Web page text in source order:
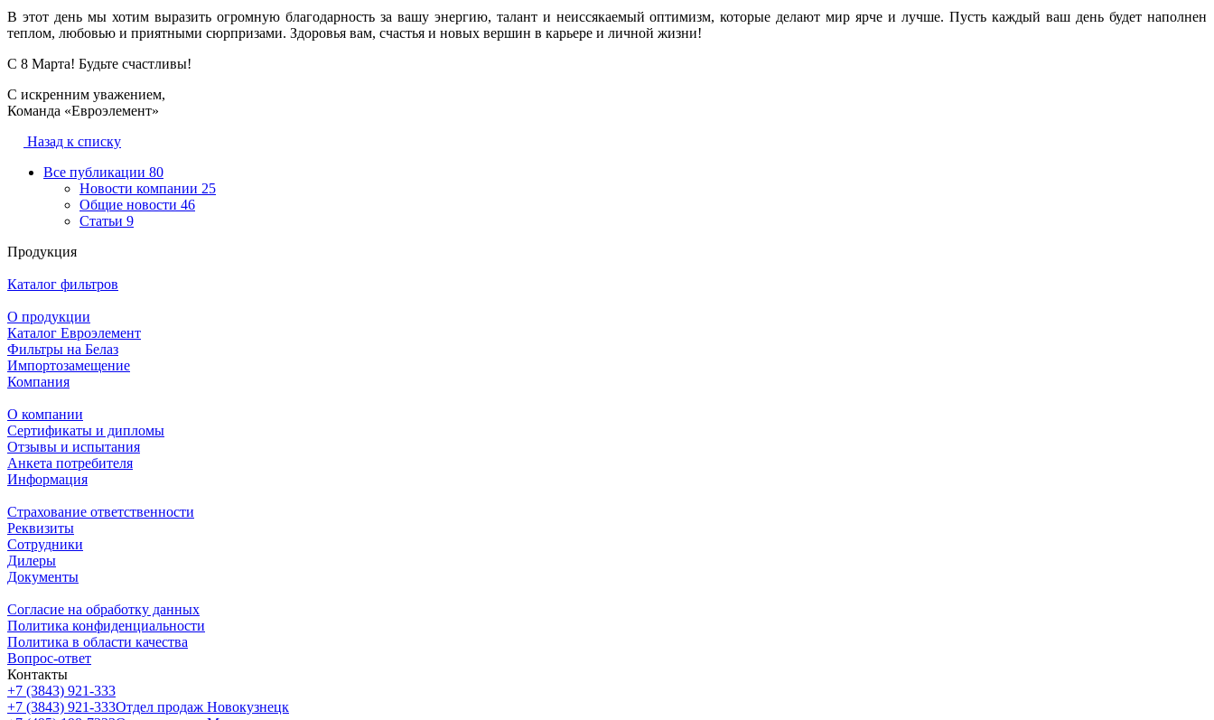
В этот день мы хотим выразить огромную благодарность за вашу энергию, талант и неиссякаемый оптимизм, которые делают мир ярче и лучше. Пусть каждый ваш день будет наполнен
теплом, любовью и приятными сюрпризами. Здоровья вам, счастья и новых вершин в карьере и личной жизни!
С 8 Марта! Будьте счастливы!
С искренним уважением,
Команда «Евроэлемент»
Назад к списку
Все публикации 80
Новости компании 25
Общие новости 46
Статьи 9
Продукция
Каталог фильтров
О продукции
Каталог Евроэлемент
Фильтры на Белаз
Импортозамещение
Компания
О компании
Сертификаты и дипломы
Отзывы и испытания
Анкета потребителя
Информация
Страхование ответственности
Реквизиты
Сотрудники
Дилеры
Документы
Согласие на обработку данных
Политика конфиденциальности
Политика в области качества
Вопрос-ответ
Контакты
+7 (3843) 921-333
+7 (3843) 921-333Отдел продаж Новокузнецк